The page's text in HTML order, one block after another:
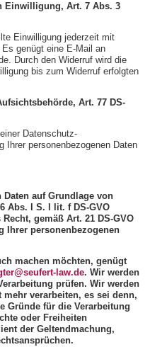
Einwilligung, Art. 7 Abs. 3
Einwilligung jederzeit mit
genügt eine E-Mail an
Durch den Widerruf wird die
bis zum Widerruf erfolgten
Art. 77 DS-
Datenschutz-
Ihrer personenbezogenen Daten
auf Grundlage von
Abs. l S. l lit. f DS-GVO
gemäß Art. 21 DS-GVO
Ihrer personenbezogenen
machen möchten, genügt
law.de. Wir werden
prüfen. Wir werden
verarbeiten, es sei denn,
Gründe für die Verarbeitung
oder Freiheiten
der Geltendmachung,